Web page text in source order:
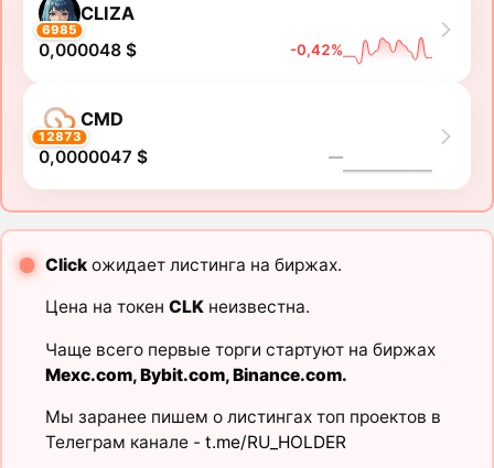
6985
CLIZA
0,000048 $ -0,42%
12873
CMD
0,0000047 $ ―
Clickожидает листинга на биржах.
Цена на токен CLKнеизвестна.
Чаще всего первые торги стартуют на биржах
Mexc.com,Bybit.com,Binance.com.
Мы заранее пишем о листингах топ проектов в
Телеграм канале - t.me/RU_HOLDER